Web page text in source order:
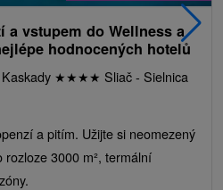
a vstupem do Wellness a
hodnocených hotelů
★★★★ Sliač - Sielnica
a pitím. Užijte si neomezený
3000 m², termální